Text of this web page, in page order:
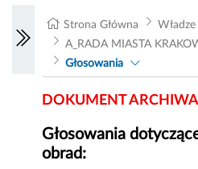
Strona Główna
A_RADA MIASTA
Głosowania
DOKUMENT
Głosowania
obrad: